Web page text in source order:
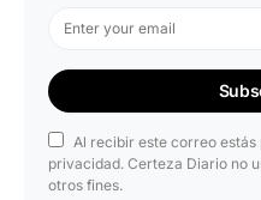
Al recibir este correo
privacidad. Certeza Diario no
otros fines.